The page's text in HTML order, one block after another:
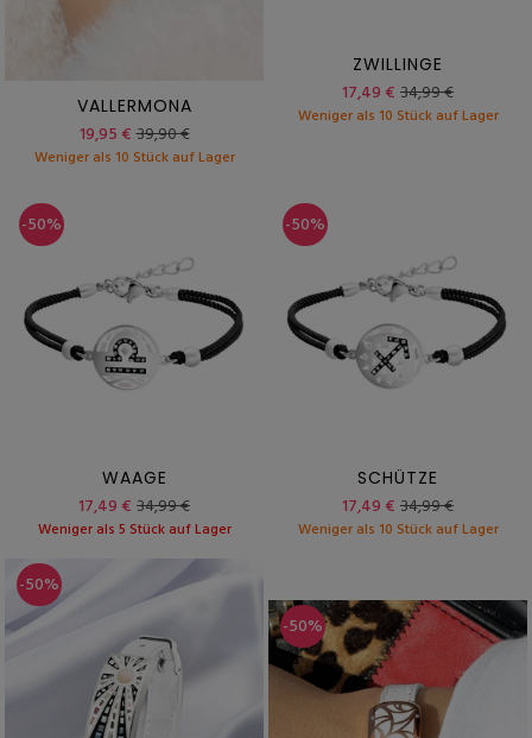
VALLERMONA
19,95 €39,90 €
Weniger als 10 Stück auf Lager
ZWILLINGE
17,49 € 34,99 €
Weniger als 10 Stück auf Lager
-50%
WAAGE
17,49 € 34,99 €
Weniger als 5 Stück auf Lager
-50%
SCHÜTZE
17,49 € 34,99 €
Weniger als 10 Stück auf Lager
-50%
-50%